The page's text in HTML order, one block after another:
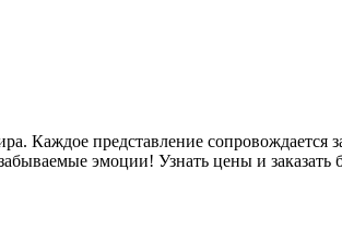
Каждое представление сопровождается
эмоции! Узнать цены и